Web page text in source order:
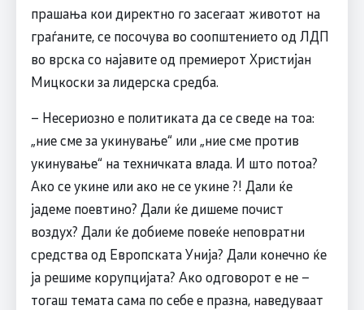
прашања кои директно го засегаат животот на
граѓаните, се посочува во соопштението од ЛДП
во врска со најавите од премиерот Христијан
Мицкоски за лидерска средба.
– Несериозно е политиката да се сведе на тоа:
„ние сме за укинување“ или „ние сме против
укинување“ на техничката влада. И што потоа?
Ако се укине или ако не се укине ?! Дали ќе
јадеме поевтино? Дали ќе дишеме почист
воздух? Дали ќе добиеме повеќе неповратни
средства од Европската Унија? Дали конечно ќе
ја решиме корупцијата? Ако одговорот е не –
тогаш темата сама по себе е празна, наведуваат